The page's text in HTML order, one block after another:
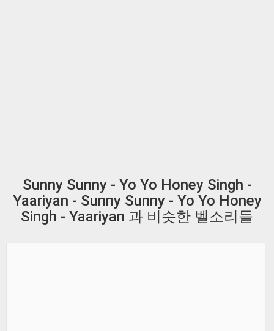
Sunny Sunny - Yo Yo Honey Singh -
Yaariyan - Sunny Sunny - Yo Yo Honey
Singh - Yaariyan 과 비슷한 벨소리들